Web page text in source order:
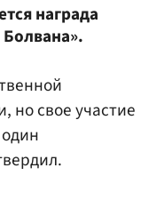
награда
но свое участие